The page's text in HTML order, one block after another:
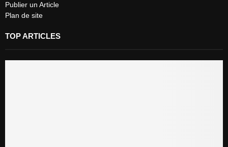
Publier un Article
Plan de site
TOP ARTICLES